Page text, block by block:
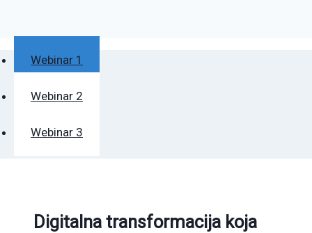
Webinar 1
Webinar 2
Webinar 3
Digitalna transformacija koja